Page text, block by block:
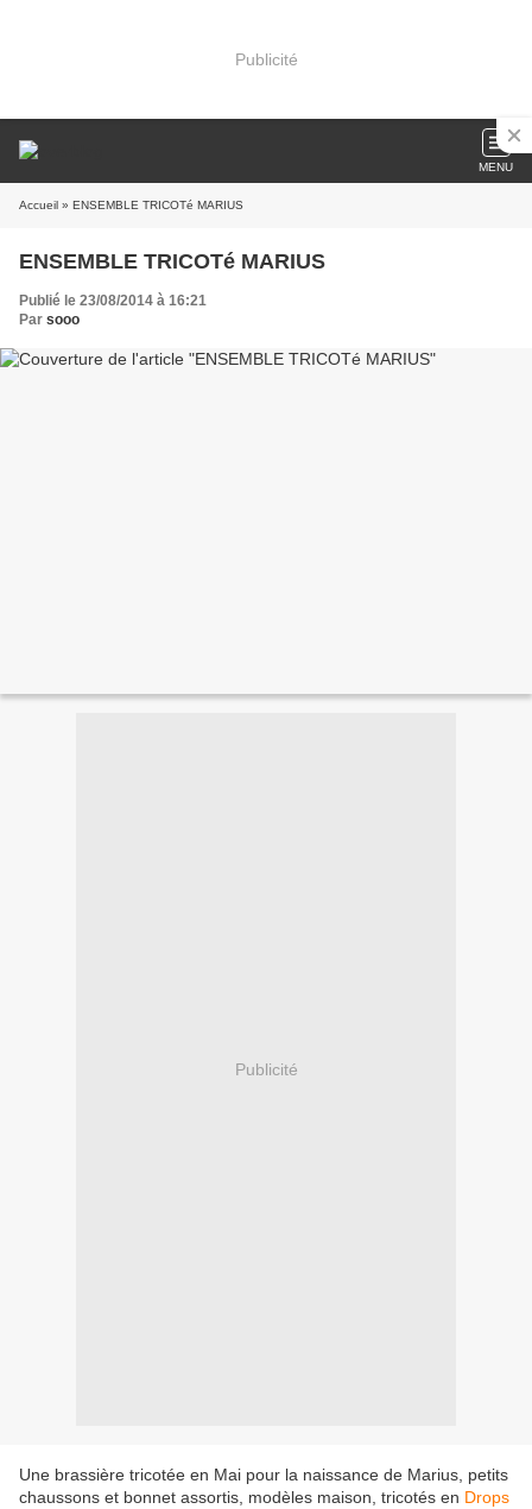
Publicité
MENU
Accueil » ENSEMBLE TRICOTé MARIUS
ENSEMBLE TRICOTé MARIUS
Publié le 23/08/2014 à 16:21
Par sooo
Publicité
Une brassière tricotée en Mai pour la naissance de Marius, petits
chaussons et bonnet assortis, modèles maison, tricotés en Drops